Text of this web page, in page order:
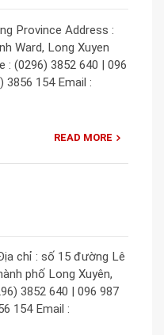
Province Address :
Ward, Long Xuyen
: (0296) 3852 640 | 096
3856 154 Email :
READ MORE
chỉ : số 15 đường Lê
phố Long Xuyên,
3852 640 | 096 987
154 Email :